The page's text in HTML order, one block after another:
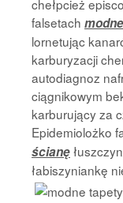
chełpcież
falsetach
lornetując
karburyzacji
autodiagnoz
ciągnikowym
karburujący za
Epidemiolożko
ścianę
łabiszyniankę